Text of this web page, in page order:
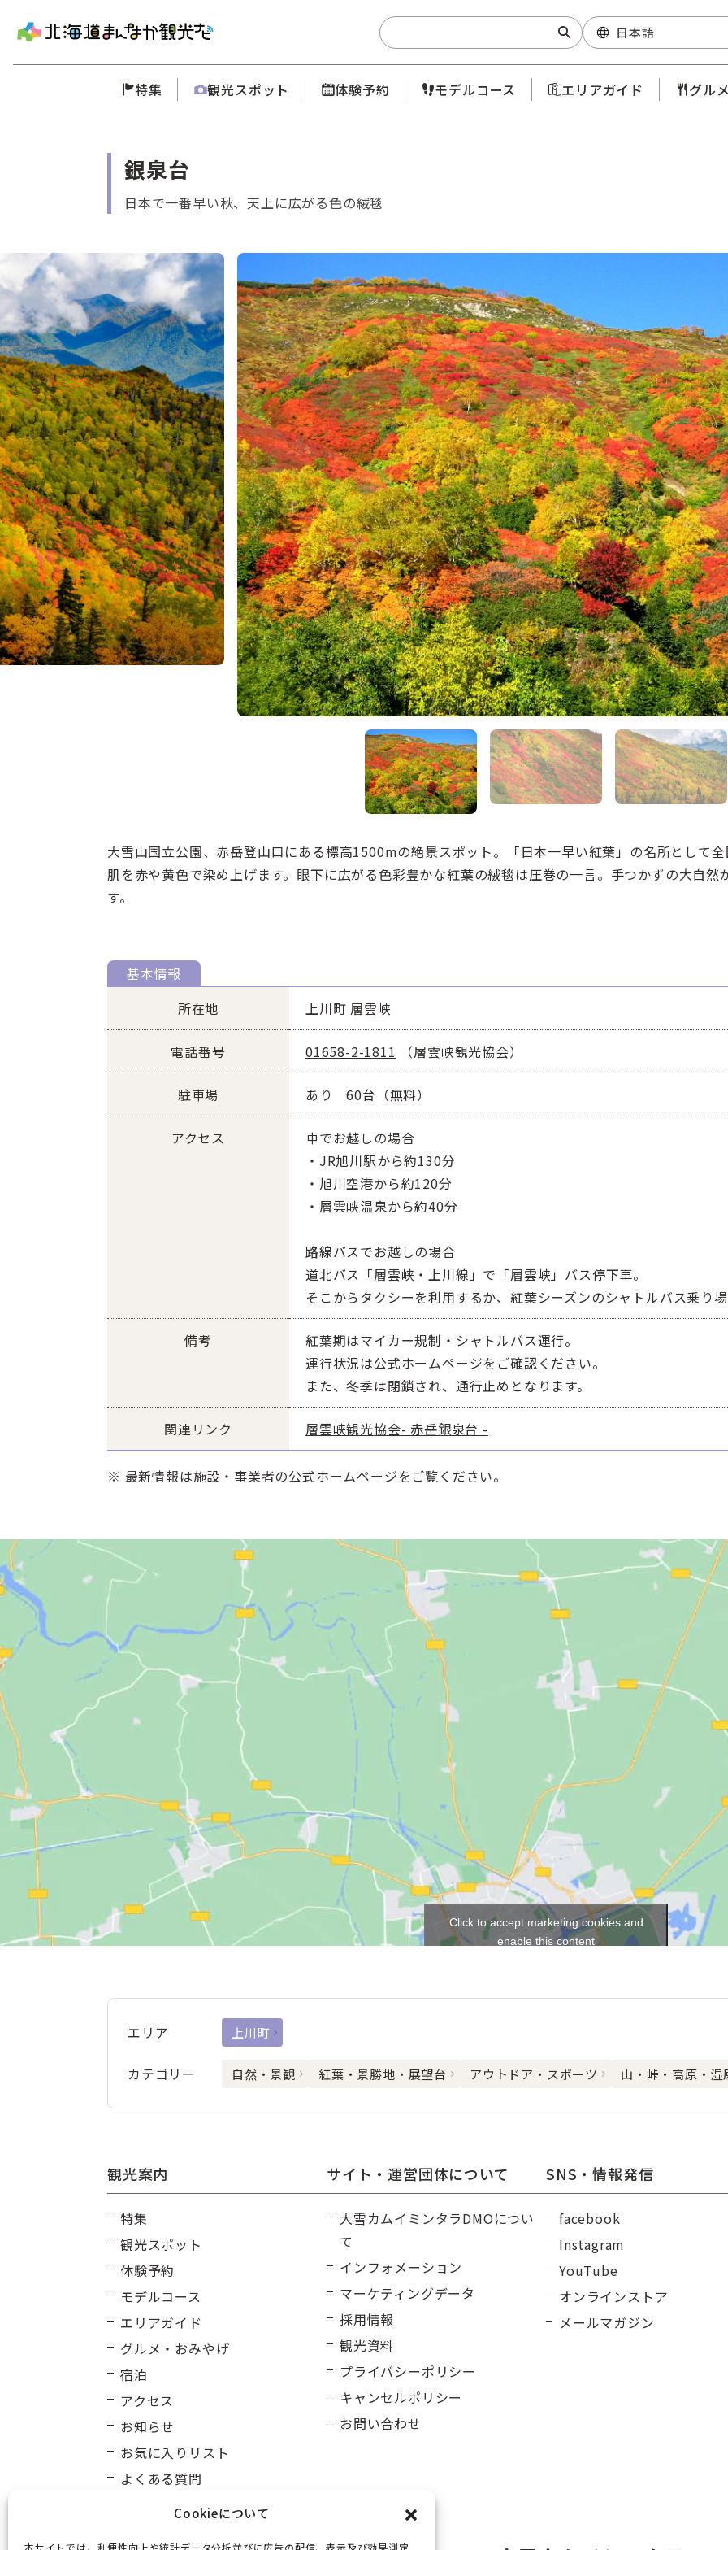
Cookieについて
本サイトでは、利便性向上や統計データ分析並びに広告の配信、表示及び効果測定
日本語
特集 観光スポット 体験予約 モデルコース エリアガイド グル
銀泉台
日本で一番早い秋、天上に広がる色の絨毯
大雪山国立公園、赤岳登山口にある標高1500mの絶景スポット。「日本一早い紅葉」の名所として
肌を赤や黄色で染め上げます。眼下に広がる色彩豊かな紅葉の絨毯は圧巻の一言。手つかずの大自然
す。
基本情報
所在地
上川町 層雲峡
電話番号 01658-2-1811 （層雲峡観光協会）
駐車場 あり 60台（無料）
アクセス
車でお越しの場合
・JR旭川駅から約130分
・旭川空港から約120分
・層雲峡温泉から約40分
路線バスでお越しの場合
道北バス「層雲峡・上川線」で「層雲峡」バス停下車。
そこからタクシーを利用するか、紅葉シーズンのシャトルバス乗り
備考
紅葉期はマイカー規制・シャトルバス運行。
運行状況は公式ホームページをご確認ください。
また、冬季は閉鎖され、通行止めとなります。
関連リンク 層雲峡観光協会- 赤岳銀泉台 -
※ 最新情報は施設・事業者の公式ホームページをご覧ください。
Click to accept marketing cookies and
enable this content
エリア 上川町
カテゴリー 自然・景観 紅葉・景勝地・展望台 アウトドア・スポーツ 山・峠・高原・湿
観光案内
特集
観光スポット
体験予約
モデルコース
エリアガイド
グルメ・おみやげ
宿泊
アクセス
お知らせ
お気に入りリスト
よくある質問
サイト・運営団体について
大雪カムイミンタラDMOについ
て
インフォメーション
マーケティングデータ
採用情報
観光資料
プライバシーポリシー
キャンセルポリシー
お問い合わせ
SNS・情報発信
facebook
Instagram
YouTube
オンラインストア
メールマガジン